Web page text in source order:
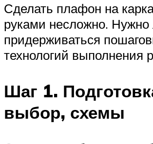
Сделать плафон на
руками несложно.
придерживаться
технологий выполнения
Шаг 1.
выбор, схемы